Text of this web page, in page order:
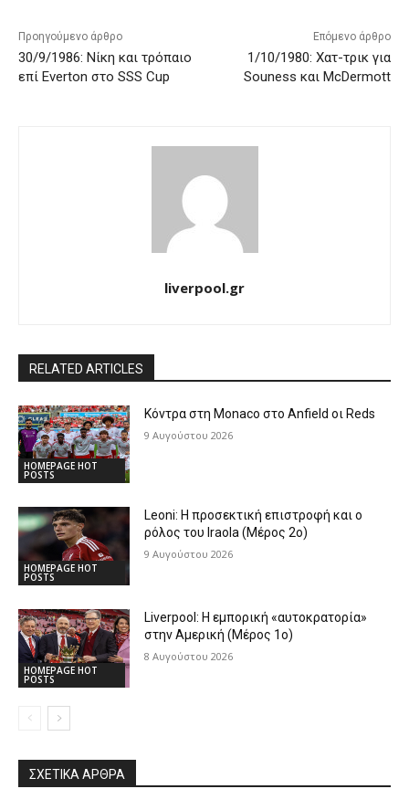
Προηγούμενο άρθρο
30/9/1986: Νίκη και τρόπαιο
επί Everton στο SSS Cup
Επόμενο άρθρο
1/10/1980: Χατ-τρικ για
Souness και McDermott
liverpool.gr
RELATED ARTICLES
HOMEPAGE HOT
POSTS
Κόντρα στη Monaco στο Anfield οι Reds
9 Αυγούστου 2026
HOMEPAGE HOT
POSTS
Leoni: Η προσεκτική επιστροφή και ο
ρόλος του Iraola (Μέρος 2ο)
9 Αυγούστου 2026
HOMEPAGE HOT
POSTS
Liverpool: Η εμπορική «αυτοκρατορία»
στην Αμερική (Μέρος 1ο)
8 Αυγούστου 2026
ΣΧΕΤΙΚΆ ΆΡΘΡΑ